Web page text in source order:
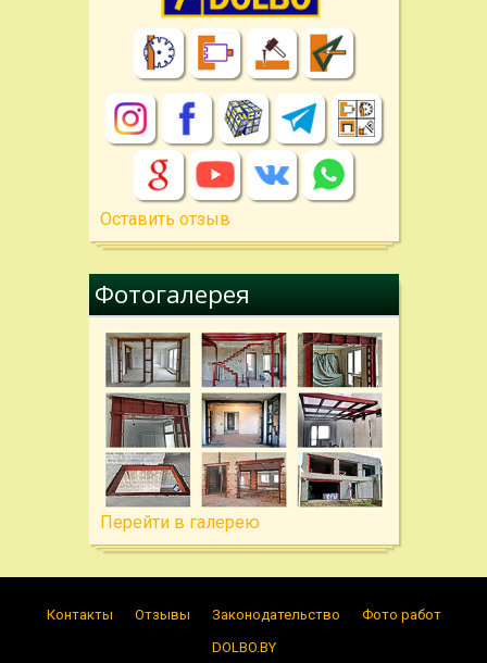
Оставить отзыв
Фотогалерея
Перейти в галерею
Контакты Отзывы Законодательство
Фото работ
DOLBO.BY